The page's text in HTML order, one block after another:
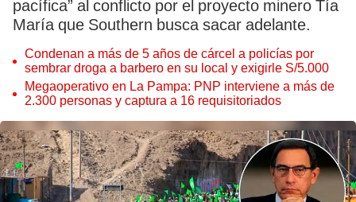
pacífica” al conflicto por el proyecto minero Tía
María que Southern busca sacar adelante.
Condenan a más de 5 años de cárcel a policías por
sembrar droga a barbero en su local y exigirle S/5.000
Megaoperativo en La Pampa: PNP interviene a más de
2.300 personas y captura a 16 requisitoriados